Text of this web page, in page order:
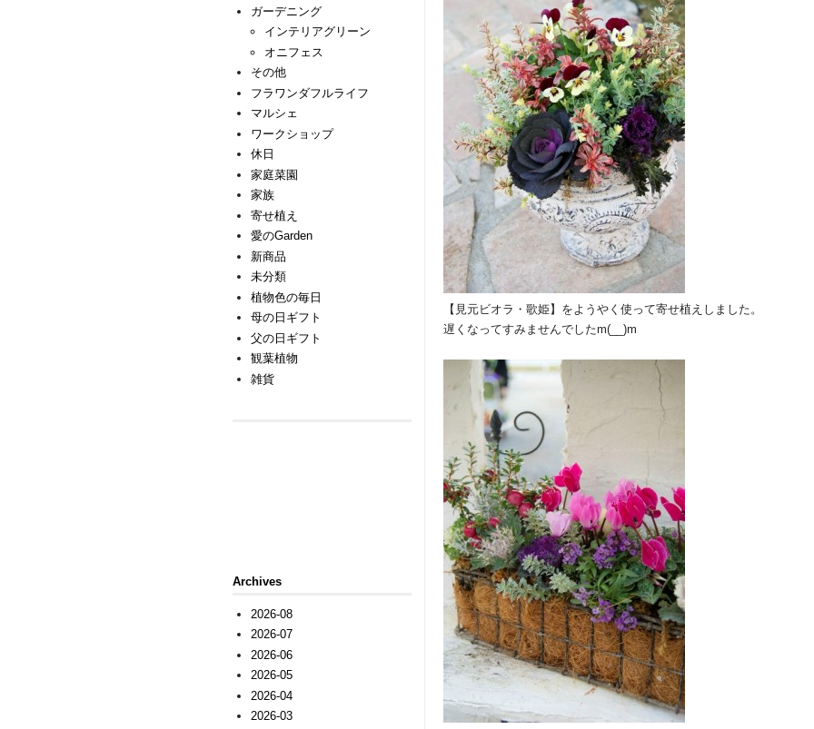
【見元ビオラ・歌姫】をようやく使って寄せ植えしました。
遅くなってすみませんでしたm(__)m
ガーデニング
インテリアグリーン
オニフェス
その他
フラワンダフルライフ
マルシェ
ワークショップ
休日
家庭菜園
家族
寄せ植え
愛のGarden
新商品
未分類
植物色の毎日
母の日ギフト
父の日ギフト
観葉植物
雑貨
Archives
2026-08
2026-07
2026-06
2026-05
2026-04
2026-03